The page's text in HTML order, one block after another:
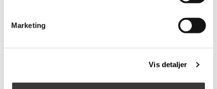
Marketing
Vis detaljer
Ædeltræsolie, 600 ml